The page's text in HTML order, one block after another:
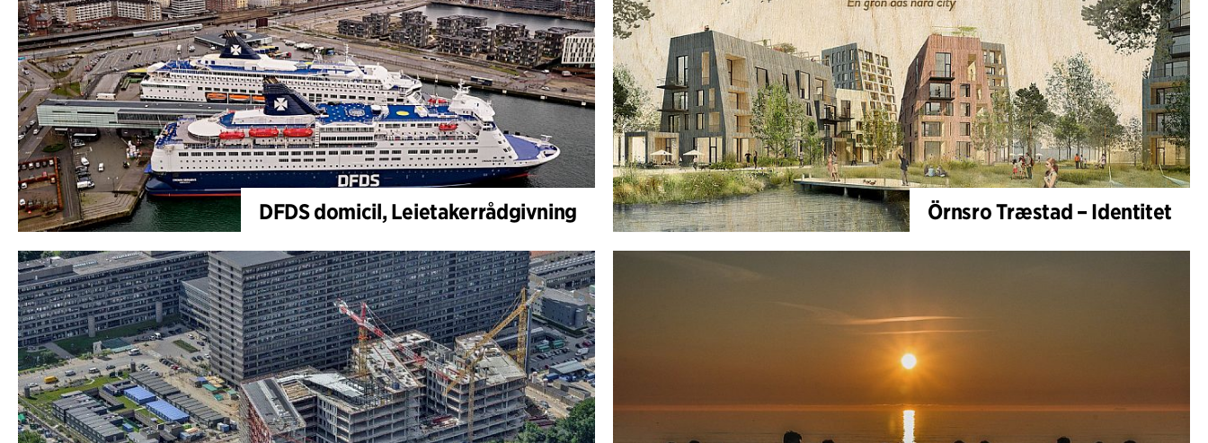
DFDS domicil, Leietakerrådgivning Örnsro Træstad – Identitet